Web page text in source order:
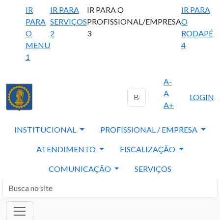
IR
PARA
O
MENU
1
IR PARA
SERVIÇOS
2
IR PARA O
PROFISSIONAL/EMPRESA
3
IR PARA
O
RODAPÉ
4
A-
A
A+
LOGIN
INSTITUCIONAL PROFISSIONAL / EMPRESA
ATENDIMENTO FISCALIZAÇÃO
COMUNICAÇÃO SERVIÇOS